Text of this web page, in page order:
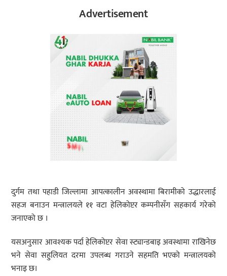
Advertisement
दुर्गम तथा पहाडी जिल्लामा आपत्कालीन अवस्थामा बिरामीको उद्धारलाई
सहज बनाउन मन्त्रालयले ११ वटा हेलिकोप्टर कम्पनीसँग सहकार्य गरेको
जनाएको छ ।
यसअनुसार आवश्यक पर्दा हेलिकोप्टर सेवा स्ट्यान्डबाइ अवस्थामा राखिनेछ
भने सेवा सहुलियत दरमा उपलब्ध गराउने सहमति भएको मन्त्रालयको
भनाइ छ।